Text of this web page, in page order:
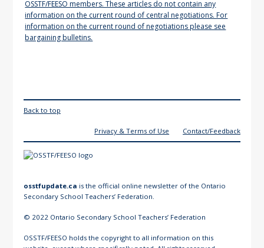
Back to top
Privacy & Terms of Use Contact/Feedback
osstfupdate.ca is the official online newsletter of the Ontario
Secondary School Teachers’ Federation.
© 2022 Ontario Secondary School Teachers’ Federation
OSSTF/FEESO holds the copyright to all information on this